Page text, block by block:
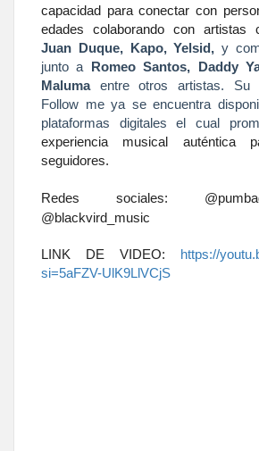
capacidad para conectar con
edades colaborando con artistas
Juan Duque, Kapo, Yelsid,y
junto a
Romeo Santos, Daddy
Malumaentre otros artistas. Su
Follow me ya se encuentra
plataformas digitales el cual
experiencia musical auténtica
seguidores.
Redes sociales:
@blackvird_music
LINK DE VIDEO:
https://
si=5aFZV-UlK9LlVCjS